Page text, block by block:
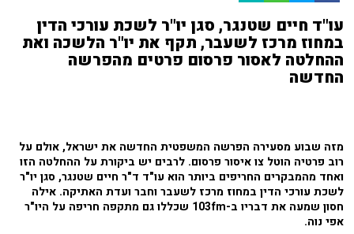
עו"ד חיים שטנגר, סגן יו"ר לשכת עורכי הדין
במחוז מרכז לשעבר, תקף את יו"ר הלשכה ואת
ההחלטה לאסור פרסום פרטים מהפרשה
החדשה
מזה שבוע מסעירה הפרשה המשפטית החדשה את ישראל, אולם על
רוב פרטיה הוטל צו איסור פרסום. לרבים יש ביקורת על ההחלטה הזו
ואחד מהמבקרים החריפים ביותר הוא עו"ד ד"ר חיים שטנגר, סגן יו"ר
לשכת עורכי הדין במחוז מרכז לשעבר וחבר ועדת האתיקה. אילה
חסון שמעה את דבריו ב-103fm שכללו גם מתקפה חריפה על היו"ר
אפי נוה.